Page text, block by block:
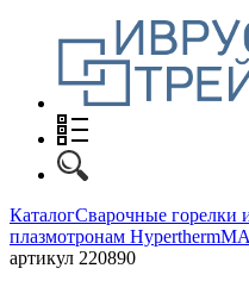
КаталогСварочные горелки
плазмотронам Hypertherm
артикул 220890